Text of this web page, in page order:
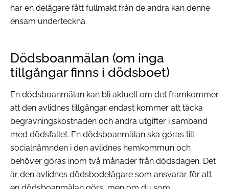
har en delägare fått fullmakt från de andra kan denne
ensam underteckna.
Dödsboanmälan (om inga
tillgångar finns i dödsboet)
En dödsboanmälan kan bli aktuell om det framkommer
att den avlidnes tillgångar endast kommer att täcka
begravningskostnaden och andra utgifter i samband
med dödsfallet. En dödsboanmälan ska göras till
socialnämnden i den avlidnes hemkommun och
behöver göras inom två månader från dödsdagen. Det
är den avlidnes dödsbodelägare som ansvarar för att